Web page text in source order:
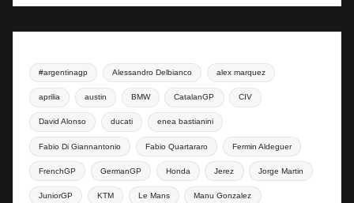
#argentinagp Alessandro Delbianco alex marquez
aprilia austin BMW CatalanGP CIV
David Alonso ducati enea bastianini
Fabio Di Giannantonio Fabio Quartararo Fermin Aldeguer
FrenchGP GermanGP Honda Jerez Jorge Martin
JuniorGP KTM Le Mans Manu Gonzalez